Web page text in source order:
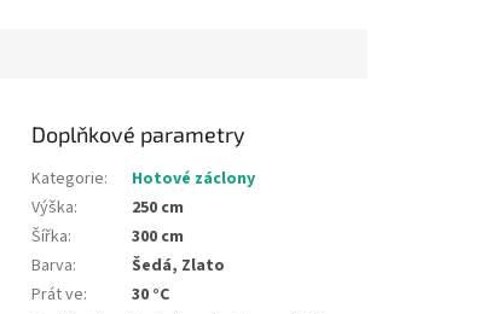
Doplňkové parametry
Kategorie:
Hotové záclony
Výška:
250 cm
Šířka:
300 cm
Barva:
Šedá, Zlato
Prát ve:
30 °C